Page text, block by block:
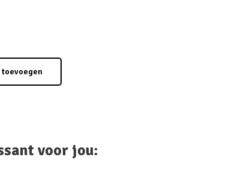
voor jou: